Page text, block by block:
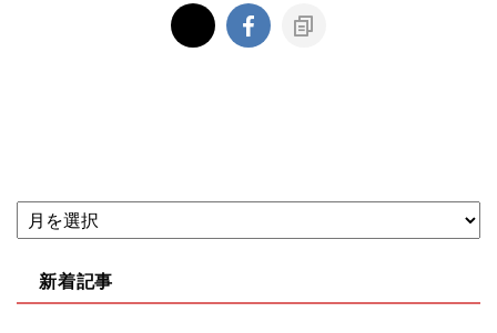
新着記事